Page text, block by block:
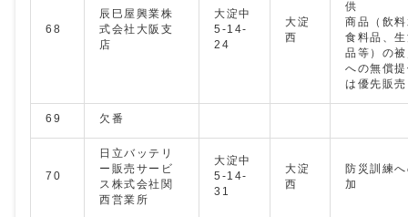
68
辰巳屋興業株
式会社大阪支
店
大淀中
5-14-
24
大淀
西
供
商品（飲
食料品、
品等）の
への無償
は優先販売
69 欠番
70
日立バッテリ
ー販売サービ
ス株式会社関
西営業所
大淀中
5-14-
31
大淀
西
防災訓練
加